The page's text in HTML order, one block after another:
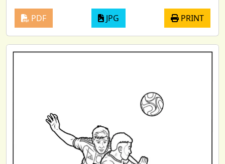
PDF JPG PRINT